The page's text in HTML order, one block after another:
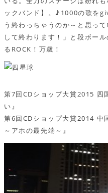
ックバンド】。♪1000の歌を
う終わっちゃうのか～と思っ
して終わります！」と段ボー
るROCK！万歳！
第7回CDショップ大賞2015 四
い』
第6回CDショップ大賞2014 中
～アホの最先端～』